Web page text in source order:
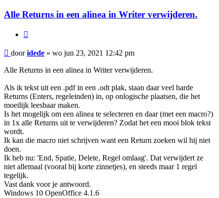
Alle Returns in een alinea in Writer verwijderen.
Bericht
dooridede » wo jun 23, 2021 12:42 pm
Alle Returns in een alinea in Writer verwijderen.
Als ik tekst uit een .pdf in een .odt plak, staan daar veel harde
Returns (Enters, regeleinden) in, op onlogische plaatsen, die het
moeilijk leesbaar maken.
Is het mogelijk om een alinea te selecteren en daar (met een macro?)
in 1x alle Returns uit te verwijderen? Zodat het een mooi blok tekst
wordt.
Ik kan die macro niet schrijven want een Return zoeken wil hij niet
doen.
Ik heb nu: 'End, Spatie, Delete, Regel omlaag'. Dat verwijdert ze
niet allemaal (vooral bij korte zinnetjes), en steeds maar 1 regel
tegelijk.
Vast dank voor je antwoord.
Windows 10 OpenOffice 4.1.6